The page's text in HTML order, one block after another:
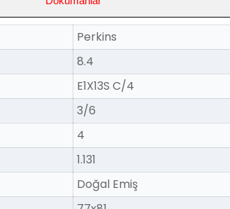
Perkins
8.4
E1X13S C/4
3/6
4
1.131
Doğal Emiş